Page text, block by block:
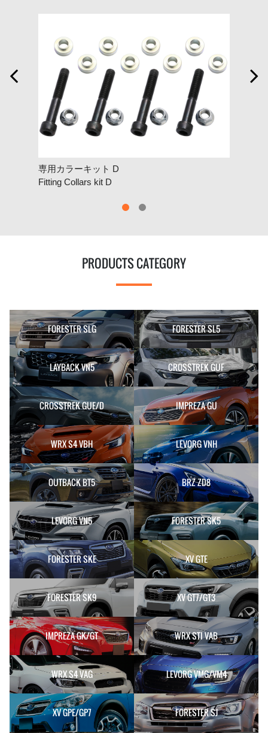

専用カラーキット D
Fitting Collars kit D

PRODUCTS CATEGORY
FORESTER SLG FORESTER SL5
LAYBACK VN5 CROSSTREK GUF
CROSSTREK GUE/D IMPREZA GU
WRX S4 VBH LEVORG VNH
OUTBACK BT5 BRZ ZD8
LEVORG VN5 FORESTER SK5
FORESTER SKE XV GTE
FORESTER SK9 XV GT7/GT3
IMPREZA GK/GT WRX STI VAB
WRX S4 VAG LEVORG VMG/VM4
XV GPE/GP7 FORESTER SJ